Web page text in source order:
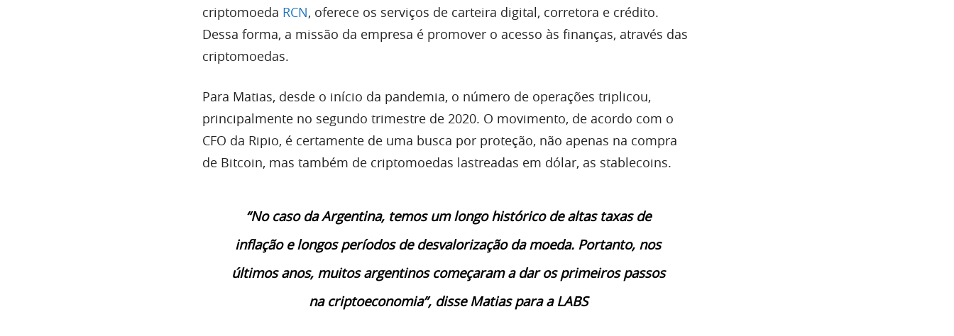
criptomoeda RCN, oferece os serviços de carteira digital, corretora e crédito.
Dessa forma, a missão da empresa é promover o acesso às finanças, através das
criptomoedas.
Para Matias, desde o início da pandemia, o número de operações triplicou,
principalmente no segundo trimestre de 2020. O movimento, de acordo com o
CFO da Ripio, é certamente de uma busca por proteção, não apenas na compra
de Bitcoin, mas também de criptomoedas lastreadas em dólar, as stablecoins.
“No caso da Argentina, temos um longo histórico de altas taxas de
inflação e longos períodos de desvalorização da moeda. Portanto, nos
últimos anos, muitos argentinos começaram a dar os primeiros passos
na criptoeconomia”, disse Matias para a LABS